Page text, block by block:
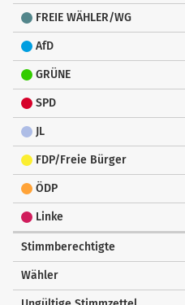
FREIE WÄHLER/WG
AfD
GRÜNE
SPD
JL
FDP/Freie Bürger
ÖDP
Linke
Stimmberechtigte
Wähler